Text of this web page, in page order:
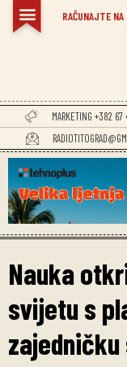
RAČUNAJTE NA
MARKETING +382
Nauka
svijetu s